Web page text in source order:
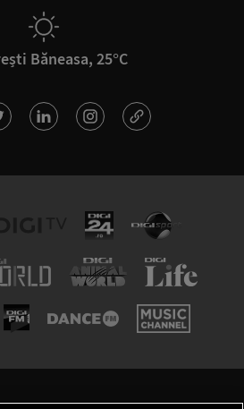
Băneasa, 25°C